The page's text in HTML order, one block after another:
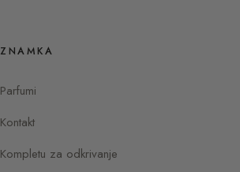
ZNAMKA
Parfumi
Kontakt
Kompletu za odkrivanje